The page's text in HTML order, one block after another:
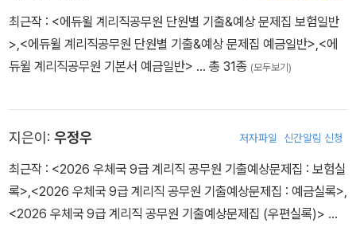
최근작 : <에듀윌 계리직공무원 단원별 기출&예상 문제집 보험일반
>,<에듀윌 계리직공무원 단원별 기출&예상 문제집 예금일반>,<에
듀윌 계리직공무원 기본서 예금일반> … 총 31종 (모두보기)
지은이: 우정우 저자파일 신간알림 신청
최근작 : <2026 우체국 9급 계리직 공무원 기출예상문제집 : 보험실
록>,<2026 우체국 9급 계리직 공무원 기출예상문제집 : 예금실록>,
<2026 우체국 9급 계리직 공무원 기출예상문제집 (우편실록)> …